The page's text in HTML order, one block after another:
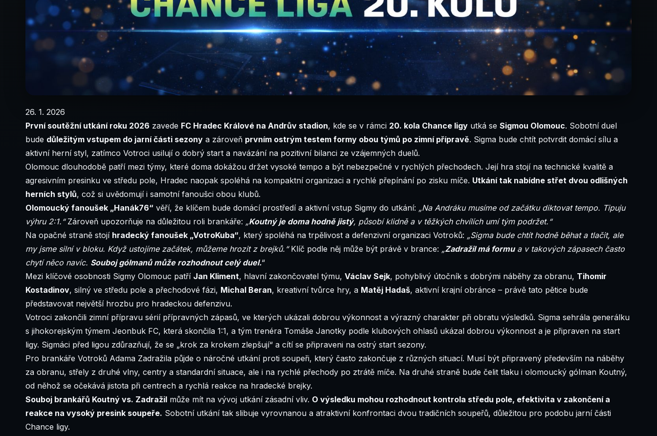
26. 1. 2026
První soutěžní utkání roku 2026 zavede FC Hradec Králové na Andrův stadion, kde se v rámci 20. kola Chance ligy utká se Sigmou Olomouc. Sobotní duel
bude důležitým vstupem do jarní části sezony a zároveň prvním ostrým testem formy obou týmů po zimní přípravě. Sigma bude chtít potvrdit domácí sílu a
aktivní herní styl, zatímco Votroci usilují o dobrý start a navázání na pozitivní bilanci ze vzájemných duelů.
Olomouc dlouhodobě patří mezi týmy, které doma dokážou držet vysoké tempo a být nebezpečné v rychlých přechodech. Její hra stojí na technické kvalitě a
agresivním presinku ve středu pole, Hradec naopak spoléhá na kompaktní organizaci a rychlé přepínání po zisku míče. Utkání tak nabídne střet dvou odlišných
herních stylů, což si uvědomují i samotní fanoušci obou klubů.
Olomoucký fanoušek „Hanák76“ věří, že klíčem bude domácí prostředí a aktivní vstup Sigmy do utkání: „Na Andráku musíme od začátku diktovat tempo. Tipuju
výhru 2:1.“Zároveň upozorňuje na důležitou roli brankáře: „Koutný je doma hodně jistý, působí klidně a v těžkých chvílích umí tým podržet.“
Na opačné straně stojí hradecký fanoušek „VotroKuba“, který spoléhá na trpělivost a defenzivní organizaci Votroků: „Sigma bude chtít hodně běhat a tlačit, ale
my jsme silní v bloku. Když ustojíme začátek, můžeme hrozit z brejků.“Klíč podle něj může být právě v brance: „Zadražil má formua v takových zápasech často
chytí něco navíc. Souboj gólmanů může rozhodnout celý duel.“
Mezi klíčové osobnosti Sigmy Olomouc patří Jan Kliment, hlavní zakončovatel týmu, Václav Sejk, pohyblivý útočník s dobrými náběhy za obranu, Tihomir
Kostadinov, silný ve středu pole a přechodové fázi, Michal Beran, kreativní tvůrce hry, a Matěj Hadaš, aktivní krajní obránce – právě tato pětice bude
představovat největší hrozbu pro hradeckou defenzivu.
Votroci zakončili zimní přípravu sérií přípravných zápasů, ve kterých ukázali dobrou výkonnost a výrazný charakter při obratu výsledků. Sigma sehrála generálku
s jihokorejským týmem Jeonbuk FC, která skončila 1:1, a tým trenéra Tomáše Janotky podle klubových ohlasů ukázal dobrou výkonnost a je připraven na start
ligy. Sigmáci před ligou zdůrazňují, že se „krok za krokem zlepšují“ a cítí se připraveni na ostrý start sezony.
Pro brankáře Votroků Adama Zadražila půjde o náročné utkání proti soupeři, který často zakončuje z různých situací. Musí být připravený především na náběhy
za obranu, střely z druhé vlny, centry a standardní situace, ale i na rychlé přechody po ztrátě míče. Na druhé straně bude čelit tlaku i olomoucký gólman Koutný,
od něhož se očekává jistota při centrech a rychlá reakce na hradecké brejky.
Souboj brankářů Koutný vs. Zadražil může mít na vývoj utkání zásadní vliv. O výsledku mohou rozhodnout kontrola středu pole, efektivita v zakončení a
reakce na vysoký presink soupeře. Sobotní utkání tak slibuje vyrovnanou a atraktivní konfrontaci dvou tradičních soupeřů, důležitou pro podobu jarní části
Chance ligy.